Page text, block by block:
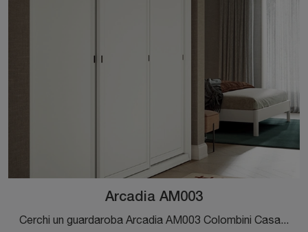
Arcadia AM003
Cerchi un guardaroba Arcadia AM003 Colombini Casa? Clicca subito! Gli armadi a muro con ante scorrevoli ti aspettano.